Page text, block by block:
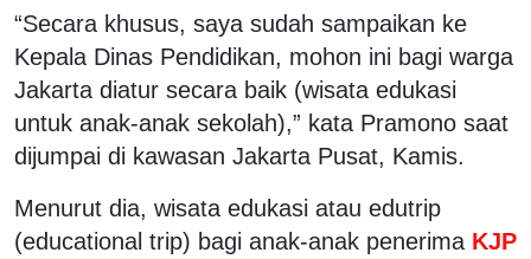
“Secara khusus, saya sudah sampaikan ke
Kepala Dinas Pendidikan, mohon ini bagi warga
Jakarta diatur secara baik (wisata edukasi
untuk anak-anak sekolah),” kata Pramono saat
dijumpai di kawasan Jakarta Pusat, Kamis.
Menurut dia, wisata edukasi atau edutrip
(educational trip) bagi anak-anak penerima KJP